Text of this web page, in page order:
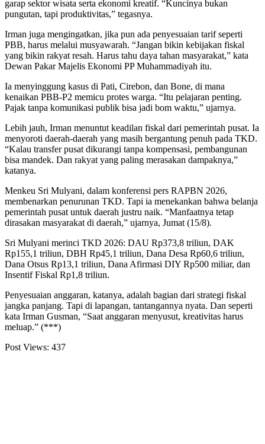
garap sektor wisata serta ekonomi kreatif. “Kuncinya bukan
pungutan, tapi produktivitas,” tegasnya.
Irman juga mengingatkan, jika pun ada penyesuaian tarif seperti
PBB, harus melalui musyawarah. “Jangan bikin kebijakan fiskal
yang bikin rakyat resah. Harus tahu daya tahan masyarakat,” kata
Dewan Pakar Majelis Ekonomi PP Muhammadiyah itu.
Ia menyinggung kasus di Pati, Cirebon, dan Bone, di mana
kenaikan PBB-P2 memicu protes warga. “Itu pelajaran penting.
Pajak tanpa komunikasi publik bisa jadi bom waktu,” ujarnya.
Lebih jauh, Irman menuntut keadilan fiskal dari pemerintah pusat. Ia
menyoroti daerah-daerah yang masih bergantung penuh pada TKD.
“Kalau transfer pusat dikurangi tanpa kompensasi, pembangunan
bisa mandek. Dan rakyat yang paling merasakan dampaknya,”
katanya.
Menkeu Sri Mulyani, dalam konferensi pers RAPBN 2026,
membenarkan penurunan TKD. Tapi ia menekankan bahwa belanja
pemerintah pusat untuk daerah justru naik. “Manfaatnya tetap
dirasakan masyarakat di daerah,” ujarnya, Jumat (15/8).
Sri Mulyani merinci TKD 2026: DAU Rp373,8 triliun, DAK
Rp155,1 triliun, DBH Rp45,1 triliun, Dana Desa Rp60,6 triliun,
Dana Otsus Rp13,1 triliun, Dana Afirmasi DIY Rp500 miliar, dan
Insentif Fiskal Rp1,8 triliun.
Penyesuaian anggaran, katanya, adalah bagian dari strategi fiskal
jangka panjang. Tapi di lapangan, tantangannya nyata. Dan seperti
kata Irman Gusman, “Saat anggaran menyusut, kreativitas harus
meluap.” (***)
Post Views: 437